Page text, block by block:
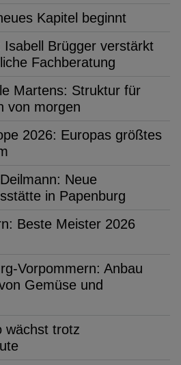
Kapitel beginnt
Isabell Brügger verstärkt
Fachberatung
Martens: Struktur für
von morgen
2026: Europas größtes
Neue
in Papenburg
Beste Meister 2026
Vorpommern: Anbau
Gemüse und
wächst trotz